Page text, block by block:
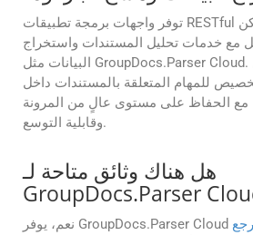
توفر واجهات برمجة تطبيقات RESTful طريقة موحدة ويمكن
مع خدمات تحليل المستندات واستخراج
البيانات مثل GroupDocs.Parser Cloud. إنها تتيح التكامل
للمهام المتعلقة بالمستندات داخل
مع الحفاظ على مستوى عالٍ من المرونة
وقابلية التوسع.
هل هناك وثائق متاحة لـ
نعم، يوفر GroupDocs.Parser Cloud